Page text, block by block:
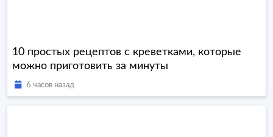
10 простых рецептов с креветками, которые
можно приготовить за минуты
6 часов назад